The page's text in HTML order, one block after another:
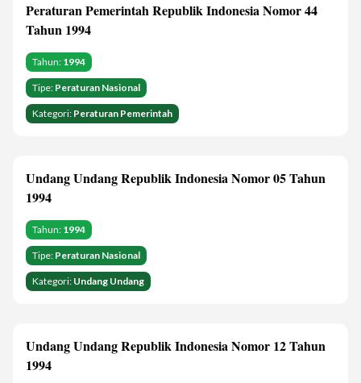
Peraturan Pemerintah Republik Indonesia Nomor 44
Tahun 1994
Tahun: 1994
Tipe: Peraturan Nasional
Kategori: Peraturan Pemerintah
Undang Undang Republik Indonesia Nomor 05 Tahun
1994
Tahun: 1994
Tipe: Peraturan Nasional
Kategori: Undang Undang
Undang Undang Republik Indonesia Nomor 12 Tahun
1994